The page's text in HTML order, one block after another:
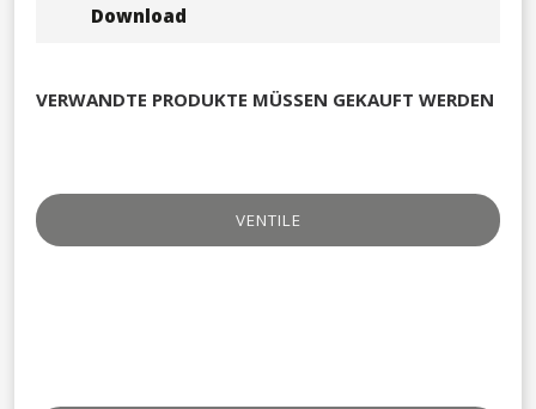
Download
VERWANDTE PRODUKTE MÜSSEN GEKAUFT WERDEN
VENTILE​